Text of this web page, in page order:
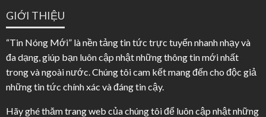
GIỚI THIỆU
“Tin Nóng Mới” là nền tảng tin tức trực tuyến nhanh nhạy và
đa dạng, giúp bạn luôn cập nhật những thông tin mới nhất
trong và ngoài nước. Chúng tôi cam kết mang đến cho độc giả
những tin tức chính xác và đáng tin cậy.
Hãy ghé thăm trang web của chúng tôi để luôn cập nhật những